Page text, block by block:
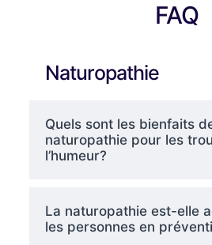
FAQ
Naturopathie
Quels sont les bienfaits
naturopathie pour les
l’humeur?
La naturopathie est-elle
les personnes en